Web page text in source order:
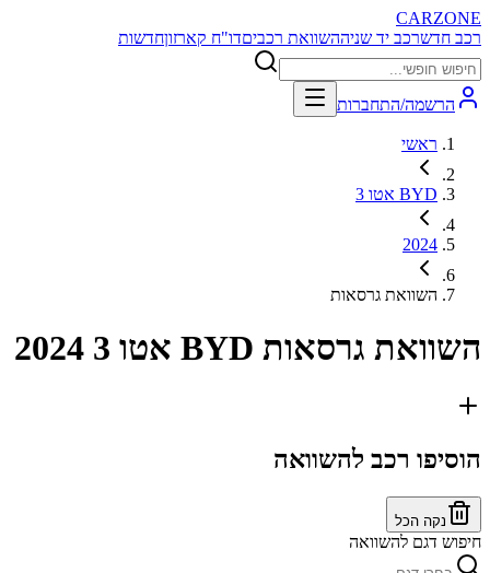
CARZONE
רכב חדשרכב יד שניההשוואת רכביםדו"ח קארזוןחדשות
הרשמה/התחברות
ראשי
BYD אטו 3
2024
השוואת גרסאות
השוואת גרסאות BYD אטו 3 2024
הוסיפו רכב להשוואה
נקה הכל
חיפוש דגם להשוואה